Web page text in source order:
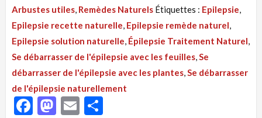
:
Se
Débarrasser
De
L'Epilepsie
Naturellement
Avec
Arbustes utiles, Remèdes Naturels Étiquettes : Epilepsie,
Epilepsie recette naturelle, Epilepsie remède naturel,
Epilepsie solution naturelle, Épilepsie Traitement Naturel,
Se débarrasser de l'épilepsie avec les feuilles,Se
débarrasser de l'épilepsie avec les plantes,Se débarrasser
de l'épilepsie naturellement
Facebook
Mastodon
Email